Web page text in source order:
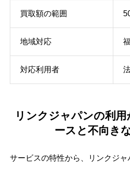
買取額の範囲
地域対応
対応利用者
リンクジャパンの利
ースと不向き
サービスの特性から、リンクジ